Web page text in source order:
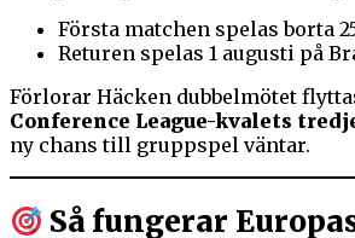
Första matchen spelas borta
Returen spelas 1 augusti på
Förlorar Häcken dubbelmötet
Conference League-kvalets
ny chans till gruppspel väntar.
Så fungerar